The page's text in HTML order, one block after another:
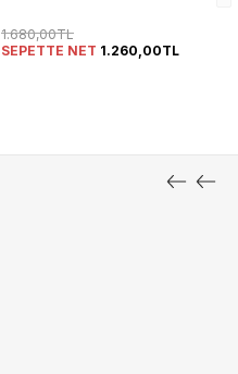
1.680,00TL
SEPETTE NET 1.260,00TL